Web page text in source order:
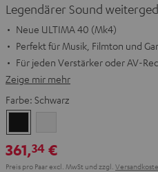
Legendärer Sound
Neue ULTIMA 40 (Mk4)
Perfekt für Musik, Filmton und
Für jeden Verstärker oder AV-
Zeige mir mehr
Farbe: Schwarz
361,34 €
Preis pro Paar excl. MwSt und zzgl.